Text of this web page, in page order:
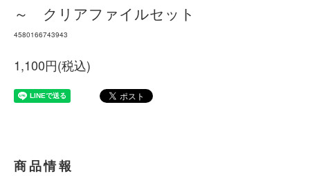
～ クリアファイルセット
4580166743943
1,100円(税込)
商品情報